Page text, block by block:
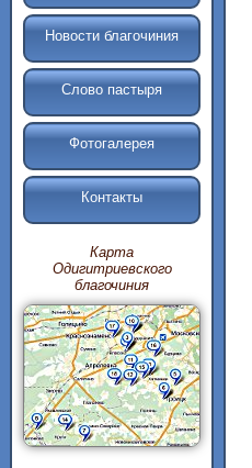
Новости благочиния
Слово пастыря
Фотогалерея
Контакты
Карта
Одигитриевского
благочиния